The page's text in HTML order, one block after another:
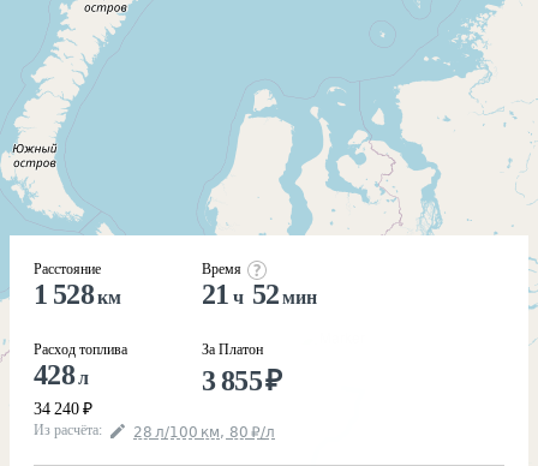
Расстояние
1 528км
Расход топлива
428л
34 240 ₽
Время
21 ч 52 мин
За Платон
3 855₽
Из расчёта: 28 л/100 км, 80 ₽/л